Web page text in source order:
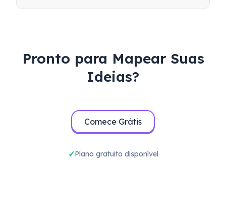
Pronto para Mapear Suas
Ideias?
Comece Grátis
Plano gratuito disponível